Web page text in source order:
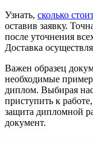
Узнать, сколько
оставив заявку.
после уточнения
Доставка
Важен образец
необходимые
диплом. Выбирая
приступить к
защита дипломной
документ.